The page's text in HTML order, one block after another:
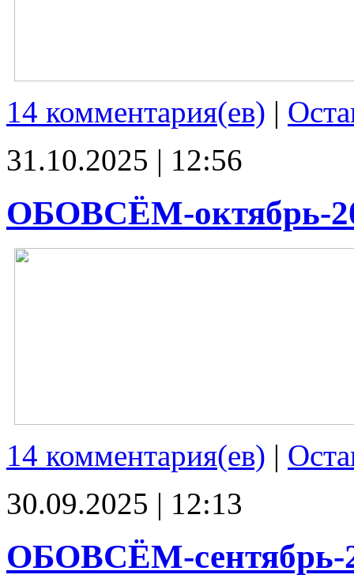
14 комментария(ев) |
31.10.2025 | 12:56
ОБОВСЁМ-октябрь-
14 комментария(ев) |
30.09.2025 | 12:13
ОБОВСЁМ-сентябрь-